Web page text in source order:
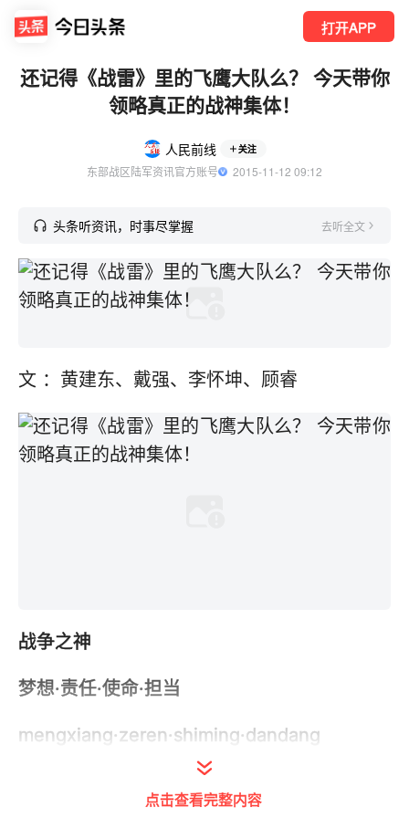
打开APP
还记得《战雷》里的飞鹰大队么？ 今天带你
领略真正的战神集体！
人民前线 关注
东部战区陆军资讯官方账号
  2015-11-12 09:12
头条听资讯，时事尽掌握 去听全文
文 ：黄建东、戴强、李怀坤、顾睿
战争之神
梦想·责任·使命·担当
mengxiang·zeren·shiming·dandang
点击查看完整内容